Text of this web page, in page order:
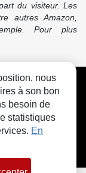
du visiteur. Les
autres Amazon,
Pour plus
nous
à son bon
besoin de
statistiques
En